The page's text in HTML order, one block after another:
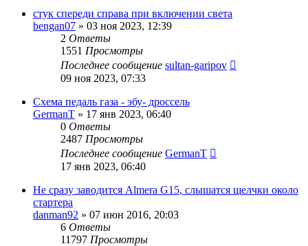
стук спереди справа при включении света
bengan07 » 03 ноя 2023, 12:39
2 Ответы
1551 Просмотры
Последнее сообщение sultan-garipov
09 ноя 2023, 07:33
Схема педаль газа - эбу- дроссель
GermanT » 17 янв 2023, 06:40
0 Ответы
2487 Просмотры
Последнее сообщение GermanT
17 янв 2023, 06:40
Не сразу заводится Almera G15, слышатся щелчки около
стартера
danman92 » 07 июн 2016, 20:03
6 Ответы
11797 Просмотры